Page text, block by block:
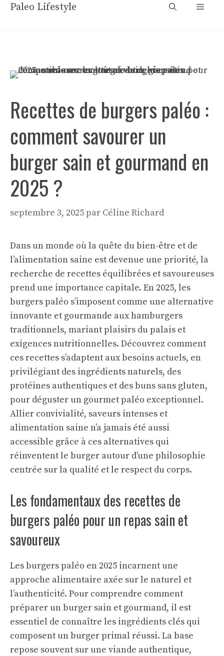
AllerPaleo Lifestyle Menu
Recettes de burgers paléo :
comment savourer un
burger sain et gourmand en
2025 ?
septembre 3, 2025par Céline Richard
Dans un monde où la quête du bien-être et de
l’alimentation saine est devenue une priorité, la
recherche de recettes équilibrées et savoureuses
prend une importance capitale. En 2025, les
burgers paléo s’imposent comme une alternative
innovante et gourmande aux hamburgers
traditionnels, mariant plaisirs du palais et
exigences nutritionnelles. Découvrez comment
ces recettes s’adaptent aux besoins actuels, en
privilégiant des ingrédients naturels, des
protéines authentiques et des buns sans gluten,
pour déguster un gourmet paléo exceptionnel.
Allier convivialité, saveurs intenses et
alimentation saine n’a jamais été aussi
accessible grâce à ces alternatives qui
réinventent le burger autour d’une philosophie
centrée sur la qualité et le respect du corps.
Les fondamentaux des recettes de
burgers paléo pour un repas sain et
savoureux
Les burgers paléo en 2025 incarnent une
approche alimentaire axée sur le naturel et
l’authenticité. Pour comprendre comment
préparer un burger sain et gourmand, il est
essentiel de connaître les ingrédients clés qui
composent un burger primal réussi. La base
repose souvent sur une viande authentique,